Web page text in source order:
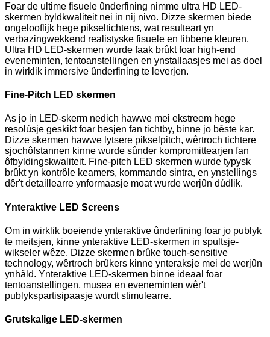
Foar de ultime fisuele ûnderfining nimme ultra HD LED-
skermen byldkwaliteit nei in nij nivo. Dizze skermen biede
ongelooflijk hege pikseltichtens, wat resulteart yn
verbazingwekkend realistyske fisuele en libbene kleuren.
Ultra HD LED-skermen wurde faak brûkt foar high-end
eveneminten, tentoanstellingen en ynstallaasjes mei as doel
in wirklik immersive ûnderfining te leverjen.
Fine-Pitch LED skermen
As jo ​​​​in LED-skerm nedich hawwe mei ekstreem hege
resolúsje geskikt foar besjen fan tichtby, binne jo bêste kar.
Dizze skermen hawwe lytsere pikselpitch, wêrtroch tichtere
sjochôfstannen kinne wurde sûnder kompromittearjen fan
ôfbyldingskwaliteit. Fine-pitch LED skermen wurde typysk
brûkt yn kontrôle keamers, kommando sintra, en ynstellings
dêr't detaillearre ynformaasje moat wurde werjûn dúdlik.
Ynteraktive LED Screens
Om in wirklik boeiende ynteraktive ûnderfining foar jo publyk
te meitsjen, kinne ynteraktive LED-skermen in spultsje-
wikseler wêze. Dizze skermen brûke touch-sensitive
technology, wêrtroch brûkers kinne ynteraksje mei de werjûn
ynhâld. Ynteraktive LED-skermen binne ideaal foar
tentoanstellingen, musea en eveneminten wêr't
publykspartisipaasje wurdt stimulearre.
Grutskalige LED-skermen